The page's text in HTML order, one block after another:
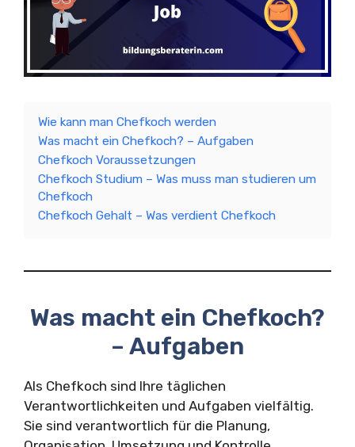
Wie kann man Chefkoch werden
Was macht ein Chefkoch? – Aufgaben
Chefkoch Voraussetzungen
Chefkoch Studium – Was muss man studieren um
Chefkoch
Chefkoch Gehalt – Was verdient Chefkoch
Was macht ein Chefkoch?
– Aufgaben
Als Chefkoch sind Ihre täglichen
Verantwortlichkeiten und Aufgaben vielfältig.
Sie sind verantwortlich für die Planung,